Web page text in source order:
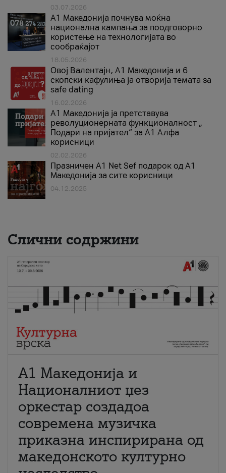
03.07.2026
A1 Македонија почнува моќна
национална кампања за поодговорно
користење на технологијата во
сообраќајот
18.05.2026
Овој Валентајн, A1 Македонија и 6
скопски кафулиња ја отворија темата за
safe dating
16.02.2026
А1 Македонија ја претставува
револуционерната функционалност „
Подари на пријател“ за А1 Алфа
корисници
02.02.2026
Празничен A1 Net Sеf подарок од А1
Македонија за сите корисници
04.12.2025
Слични содржини
А1 Македонија и
Националниот џез
оркестар создадоа
современа музичка
приказна инспирирана од
македонското културно